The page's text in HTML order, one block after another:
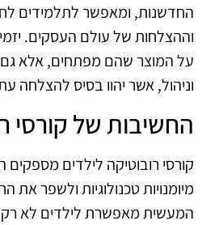
החדשנות, ומאפשר לתלמידים
וההצלחות של עולם העסקים.
על המוצר שהם מפתחים, אלא גם
וניהול, אשר יהוו בסיס להצלחה
החשיבות של קורסי
קורסי רובוטיקה לילדים מספקים
מיומנויות טכנולוגיות ולשפר
המעשית מאפשרת לילדים לא רק